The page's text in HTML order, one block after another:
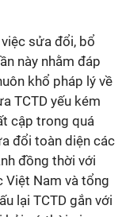
sửa đổi, bổ
này nhằm đáp
khổ pháp lý về
TCTD yếu kém
cập trong quá
đổi toàn diện các
đồng thời với
Việt Nam và tổng
lại TCTD gắn với